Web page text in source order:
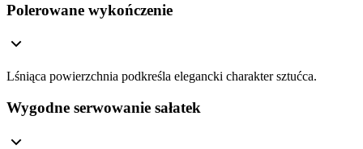
Polerowane wykończenie
Lśniąca powierzchnia podkreśla elegancki charakter sztućca.
Wygodne serwowanie sałatek